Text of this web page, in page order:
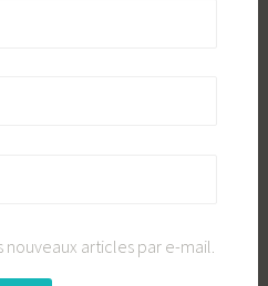
articles par e-mail.